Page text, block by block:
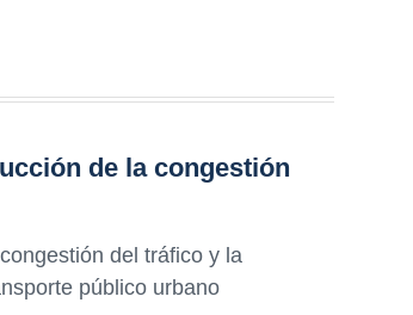
de la congestión
del tráfico y la
público urbano